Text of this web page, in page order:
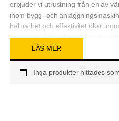
erbjuder vi utrustning från en av
inom bygg- och
hållbarhet och effektivitet ökar
anpassat vårt sortiment för att
redan idag. Vår kategori för
spjutspetsen inom modern
XCMG:s beprövade
LÄS MER
Inga produkter hittades